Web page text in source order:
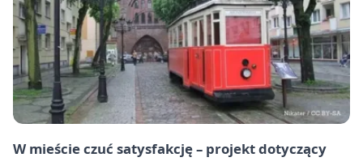
W mieście czuć satysfakcję – projekt dotyczący